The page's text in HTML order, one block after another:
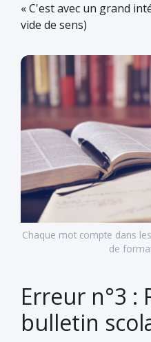
« C'est avec un grand
vide de sens)
Chaque mot compte dans
de
Erreur n°3 :
bulletin